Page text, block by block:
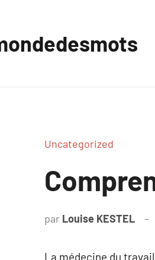
Uncategorized
par Louise KESTEL
La médecine du